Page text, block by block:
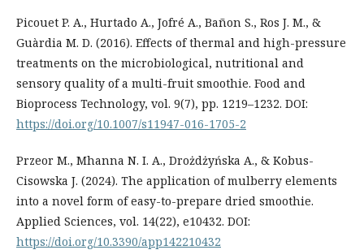
Picouet P. A., Hurtado A., Jofré A., Bañon S., Ros J. M., &
Guàrdia M. D. (2016). Effects of thermal and high-pressure
treatments on the microbiological, nutritional and
sensory quality of a multi-fruit smoothie. Food and
Bioprocess Technology, vol. 9(7), pp. 1219–1232. DOI:
https://doi.org/10.1007/s11947-016-1705-2
Przeor M., Mhanna N. I. A., Drożdżyńska A., & Kobus-
Cisowska J. (2024). The application of mulberry elements
into a novel form of easy-to-prepare dried smoothie.
Applied Sciences, vol. 14(22), e10432. DOI:
https://doi.org/10.3390/app142210432